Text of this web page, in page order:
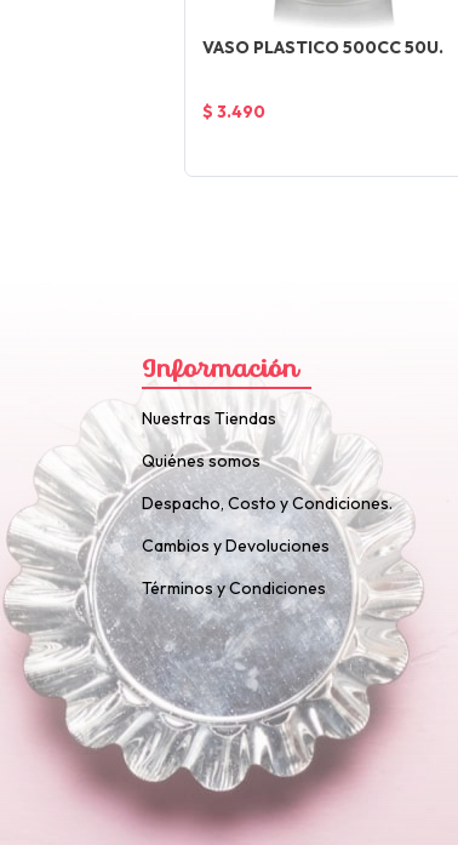
VASO PLASTICO 500CC 50U.
$ 3.490
Información
Nuestras Tiendas
Quiénes somos
Despacho, Costo y Condiciones.
Cambios y Devoluciones
Términos y Condiciones